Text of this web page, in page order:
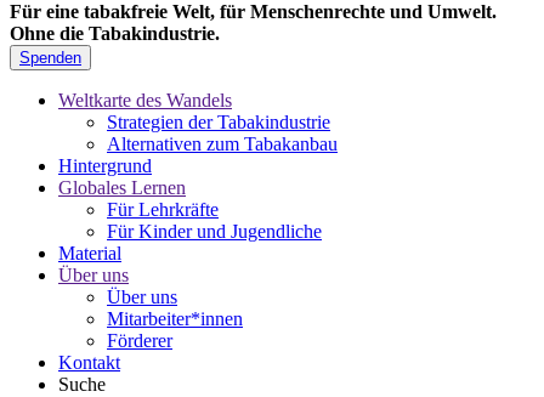
Für eine tabakfreie Welt, für Menschenrechte und Umwelt.
Ohne die Tabakindustrie.
Spenden
Weltkarte des Wandels
Strategien der Tabakindustrie
Alternativen zum Tabakanbau
Hintergrund
Globales Lernen
Für Lehrkräfte
Für Kinder und Jugendliche
Material
Über uns
Über uns
Mitarbeiter*innen
Förderer
Kontakt
Suche